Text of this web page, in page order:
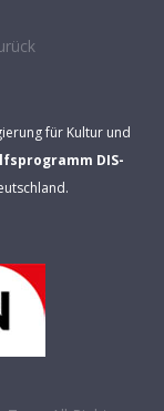
für Kultur und
DIS-